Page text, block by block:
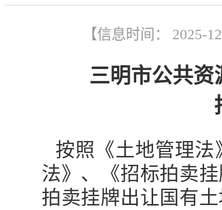
【信息时间： 2025-
三明市公共资
按照《土地管理法
法》、《招标拍卖
拍卖挂牌出让国有